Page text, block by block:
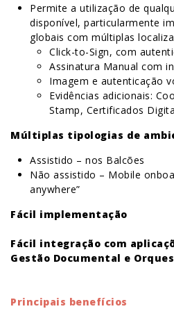
Permite a utilização de
disponível, particularmente
globais com múltiplas
Click-to-Sign, com
Assinatura Manual com
Imagem e autenticação
Evidências adicionais:
Stamp, Certificados
Múltiplas tipologias de
Assistido – nos Balcões
Não assistido – Mobile
anywhere”
Fácil implementação
Fácil integração com
Gestão Documental e
Principais benefícios